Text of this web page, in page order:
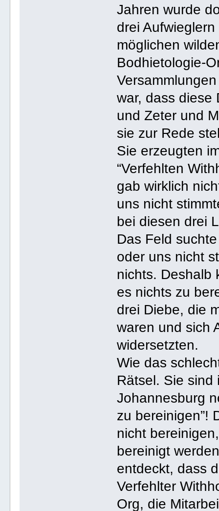
Jahren wurde
drei
möglichen
Bodhietologie-
war, dass diese
und Zeter und
sie zur Rede
Sie erzeugten
“Verfehlten
gab wirklich
uns nicht
bei diesen drei
Das Feld
oder uns nicht
nichts. Deshalb
es nichts zu
drei Diebe, die
waren und sich
widersetzten.
Wie das
Rätsel. Sie sind
Johannesburg
zu bereinigen”!
nicht
bereinigt
entdeckt, dass
Verfehlter
Org, die